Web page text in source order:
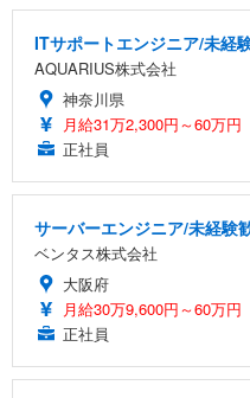
ITサポートエンジニア/未経
AQUARIUS株式会社
神奈川県
月給31万2,300円～60万円
正社員
サーバーエンジニア/未経験
ベンタス株式会社
大阪府
月給30万9,600円～60万円
正社員